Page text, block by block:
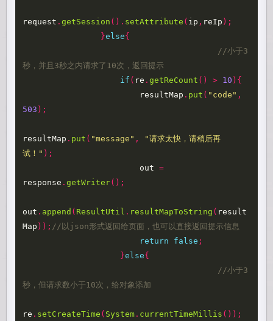
request .getSession (). setAttribute ( ip , reIp );
}else{
//小于3
秒，并且3秒之内请求了10次，返回提示
if ( re .getReCount () > 10 ){
resultMap . put ( "code" ,
503 );
resultMap . put ( "message" ,
"请求太快，请稍后再
试！" );
out
=
response .getWriter();
out . append ( ResultUtil . resultMapToString ( result
Map )); //以json形式返回给页面，也可以直接返回提示信息
return
false ;
}else{
//小于3
秒，但请求数小于10次，给对象添加
re . setCreateTime ( System . currentTimeMillis ());